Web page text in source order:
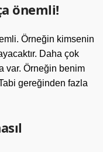
önemli!
Örneğin kimsenin
Daha çok
var. Örneğin benim
gereğinden fazla